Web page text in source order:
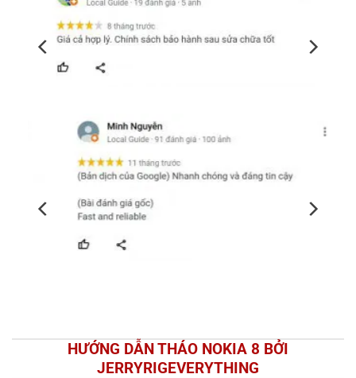
HƯỚNG DẪN THÁO NOKIA 8 BỞI
JERRYRIGEVERYTHING